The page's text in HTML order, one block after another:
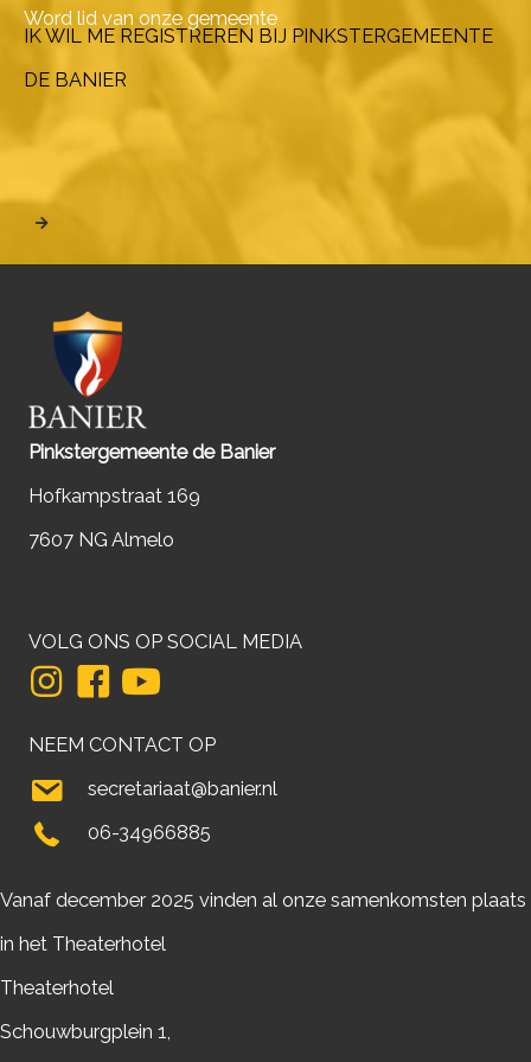
Word lid van onze gemeente
IK WIL ME REGISTREREN BIJ PINKSTERGEMEENTE
DE BANIER
Pinkstergemeente de Banier
Hofkampstraat 169
7607 NG Almelo
VOLG ONS OP SOCIAL MEDIA
NEEM CONTACT OP
secretariaat@banier.nl
06-34966885
Vanaf december 2025 vinden al onze samenkomsten plaats
in het Theaterhotel
Theaterhotel
Schouwburgplein 1,